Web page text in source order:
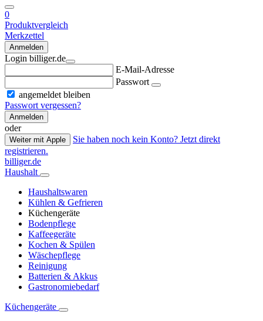
0
Produktvergleich
Merkzettel
Anmelden
Login billiger.de
E-Mail-Adresse
Passwort
angemeldet bleiben
Passwort vergessen?
Anmelden
oder
Weiter mit Apple
Sie haben noch kein Konto? Jetzt direkt
registrieren.
billiger.de
Haushalt
Haushaltswaren
Kühlen & Gefrieren
Küchengeräte
Bodenpflege
Kaffeegeräte
Kochen & Spülen
Wäschepflege
Reinigung
Batterien & Akkus
Gastronomiebedarf
Küchengeräte